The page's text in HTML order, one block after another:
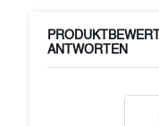
ANTWORTEN